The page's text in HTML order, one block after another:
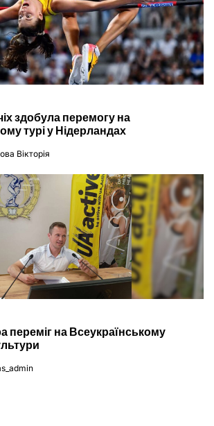
здобула перемогу на
турі у Нідерландах
Вікторія
переміг на Всеукраїнському